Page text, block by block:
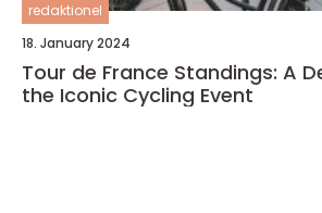
redaktionel
18. January 2024
Tour de France Standings: A
the Iconic Cycling Event